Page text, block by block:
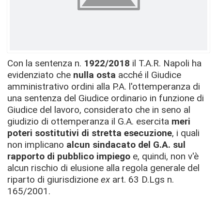
Con la sentenza n. 1922/2018 il T.A.R. Napoli ha
evidenziato che nulla osta acché il Giudice
amministrativo ordini alla P.A. l'ottemperanza di
una sentenza del Giudice ordinario in funzione di
Giudice del lavoro, considerato che in seno al
giudizio di ottemperanza il G.A. esercita meri
poteri sostitutivi di stretta esecuzione, i quali
non implicano alcun sindacato del G.A. sul
rapporto di pubblico impiego e, quindi, non v'è
alcun rischio di elusione alla regola generale del
riparto di giurisdizione ex art. 63 D.Lgs n.
165/2001.